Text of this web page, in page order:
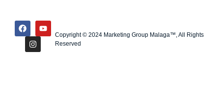
Copyright © 2024 Marketing Group Malaga™, All Rights
Reserved